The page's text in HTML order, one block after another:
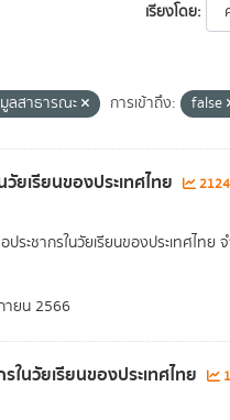
เรียงโดย
ลสาธารณะ การเข้าถึง: false
ยเรียนของประเทศไทย
ระชากรในวัยเรียนของประเทศไทย
ยน 2566
นวัยเรียนของประเทศไทย